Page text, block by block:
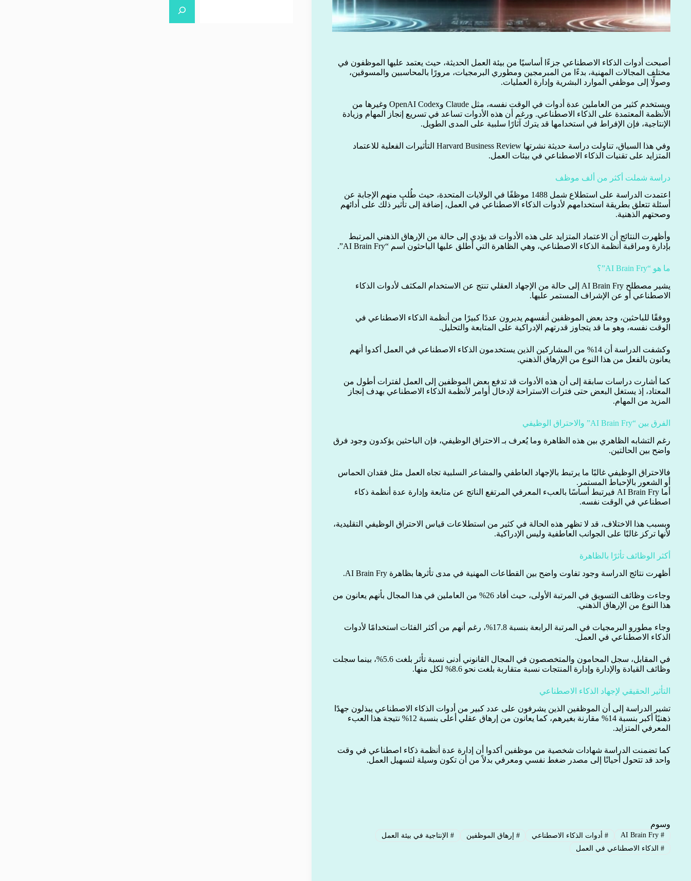
أصبحت أدوات الذكاء الاصطناعي جزءًا أساسيًا من بيئة العمل الحديثة، حيث يعتمد عليها الموظفون في
مختلف المجالات المهنية، بدءًا من المبرمجين ومطوري البرمجيات، مرورًا بالمحاسبين والمسوقين،
وصولًا إلى موظفي الموارد البشرية وإدارة العمليات.
ويستخدم كثير من العاملين عدة أدوات في الوقت نفسه، مثل Claude وOpenAI Codex وغيرها من
الأنظمة المعتمدة على الذكاء الاصطناعي. ورغم أن هذه الأدوات تساعد في تسريع إنجاز المهام وزيادة
الإنتاجية، فإن الإفراط في استخدامها قد يترك آثارًا سلبية على المدى الطويل.
وفي هذا السياق، تناولت دراسة حديثة نشرتها Harvard Business Review التأثيرات الفعلية للاعتماد
المتزايد على تقنيات الذكاء الاصطناعي في بيئات العمل.
دراسة شملت أكثر من ألف موظف
اعتمدت الدراسة على استطلاع شمل 1488 موظفًا في الولايات المتحدة، حيث طُلب منهم الإجابة عن
أسئلة تتعلق بطريقة استخدامهم لأدوات الذكاء الاصطناعي في العمل، إضافة إلى تأثير ذلك على أدائهم
وصحتهم الذهنية.
وأظهرت النتائج أن الاعتماد المتزايد على هذه الأدوات قد يؤدي إلى حالة من الإرهاق الذهني المرتبط
بإدارة ومراقبة أنظمة الذكاء الاصطناعي، وهي الظاهرة التي أطلق عليها الباحثون اسم “AI Brain Fry”.
ما هو “AI Brain Fry”؟
يشير مصطلح AI Brain Fry إلى حالة من الإجهاد العقلي تنتج عن الاستخدام المكثف لأدوات الذكاء
الاصطناعي أو عن الإشراف المستمر عليها.
ووفقًا للباحثين، وجد بعض الموظفين أنفسهم يديرون عددًا كبيرًا من أنظمة الذكاء الاصطناعي في
الوقت نفسه، وهو ما قد يتجاوز قدرتهم الإدراكية على المتابعة والتحليل.
وكشفت الدراسة أن 14% من المشاركين الذين يستخدمون الذكاء الاصطناعي في العمل أكدوا أنهم
يعانون بالفعل من هذا النوع من الإرهاق الذهني.
كما أشارت دراسات سابقة إلى أن هذه الأدوات قد تدفع بعض الموظفين إلى العمل لفترات أطول من
المعتاد، إذ يستغل البعض حتى فترات الاستراحة لإدخال أوامر لأنظمة الذكاء الاصطناعي بهدف إنجاز
المزيد من المهام.
الفرق بين “AI Brain Fry” والاحتراق الوظيفي
رغم التشابه الظاهري بين هذه الظاهرة وما يُعرف بـ الاحتراق الوظيفي، فإن الباحثين يؤكدون وجود فرق
واضح بين الحالتين.
فالاحتراق الوظيفي غالبًا ما يرتبط بالإجهاد العاطفي والمشاعر السلبية تجاه العمل مثل فقدان الحماس
أو الشعور بالإحباط المستمر.
أما AI Brain Fry فيرتبط أساسًا بالعبء المعرفي المرتفع الناتج عن متابعة وإدارة عدة أنظمة ذكاء
اصطناعي في الوقت نفسه.
وبسبب هذا الاختلاف، قد لا تظهر هذه الحالة في كثير من استطلاعات قياس الاحتراق الوظيفي التقليدية،
لأنها تركز غالبًا على الجوانب العاطفية وليس الإدراكية.
أكثر الوظائف تأثرًا بالظاهرة
أظهرت نتائج الدراسة وجود تفاوت واضح بين القطاعات المهنية في مدى تأثرها بظاهرة AI Brain Fry.
وجاءت وظائف التسويق في المرتبة الأولى، حيث أفاد 26% من العاملين في هذا المجال بأنهم يعانون من
هذا النوع من الإرهاق الذهني.
وجاء مطورو البرمجيات في المرتبة الرابعة بنسبة 17.8%، رغم أنهم من أكثر الفئات استخدامًا لأدوات
الذكاء الاصطناعي في العمل.
في المقابل، سجل المحامون والمتخصصون في المجال القانوني أدنى نسبة تأثر بلغت 5.6%، بينما سجلت
وظائف القيادة والإدارة وإدارة المنتجات نسبة متقاربة بلغت نحو 8.6% لكل منها.
التأثير الحقيقي لإجهاد الذكاء الاصطناعي
تشير الدراسة إلى أن الموظفين الذين يشرفون على عدد كبير من أدوات الذكاء الاصطناعي يبذلون جهدًا
ذهنيًا أكبر بنسبة 14% مقارنة بغيرهم، كما يعانون من إرهاق عقلي أعلى بنسبة 12% نتيجة هذا العبء
المعرفي المتزايد.
كما تضمنت الدراسة شهادات شخصية من موظفين أكدوا أن إدارة عدة أنظمة ذكاء اصطناعي في وقت
واحد قد تتحول أحيانًا إلى مصدر ضغط نفسي ومعرفي بدلاً من أن تكون وسيلة لتسهيل العمل.
وسوم
#
AI Brain Fry
#أدوات الذكاء الاصطناعي # إرهاق الموظفين # الإنتاجية في بيئة العمل
#الذكاء الاصطناعي في العمل